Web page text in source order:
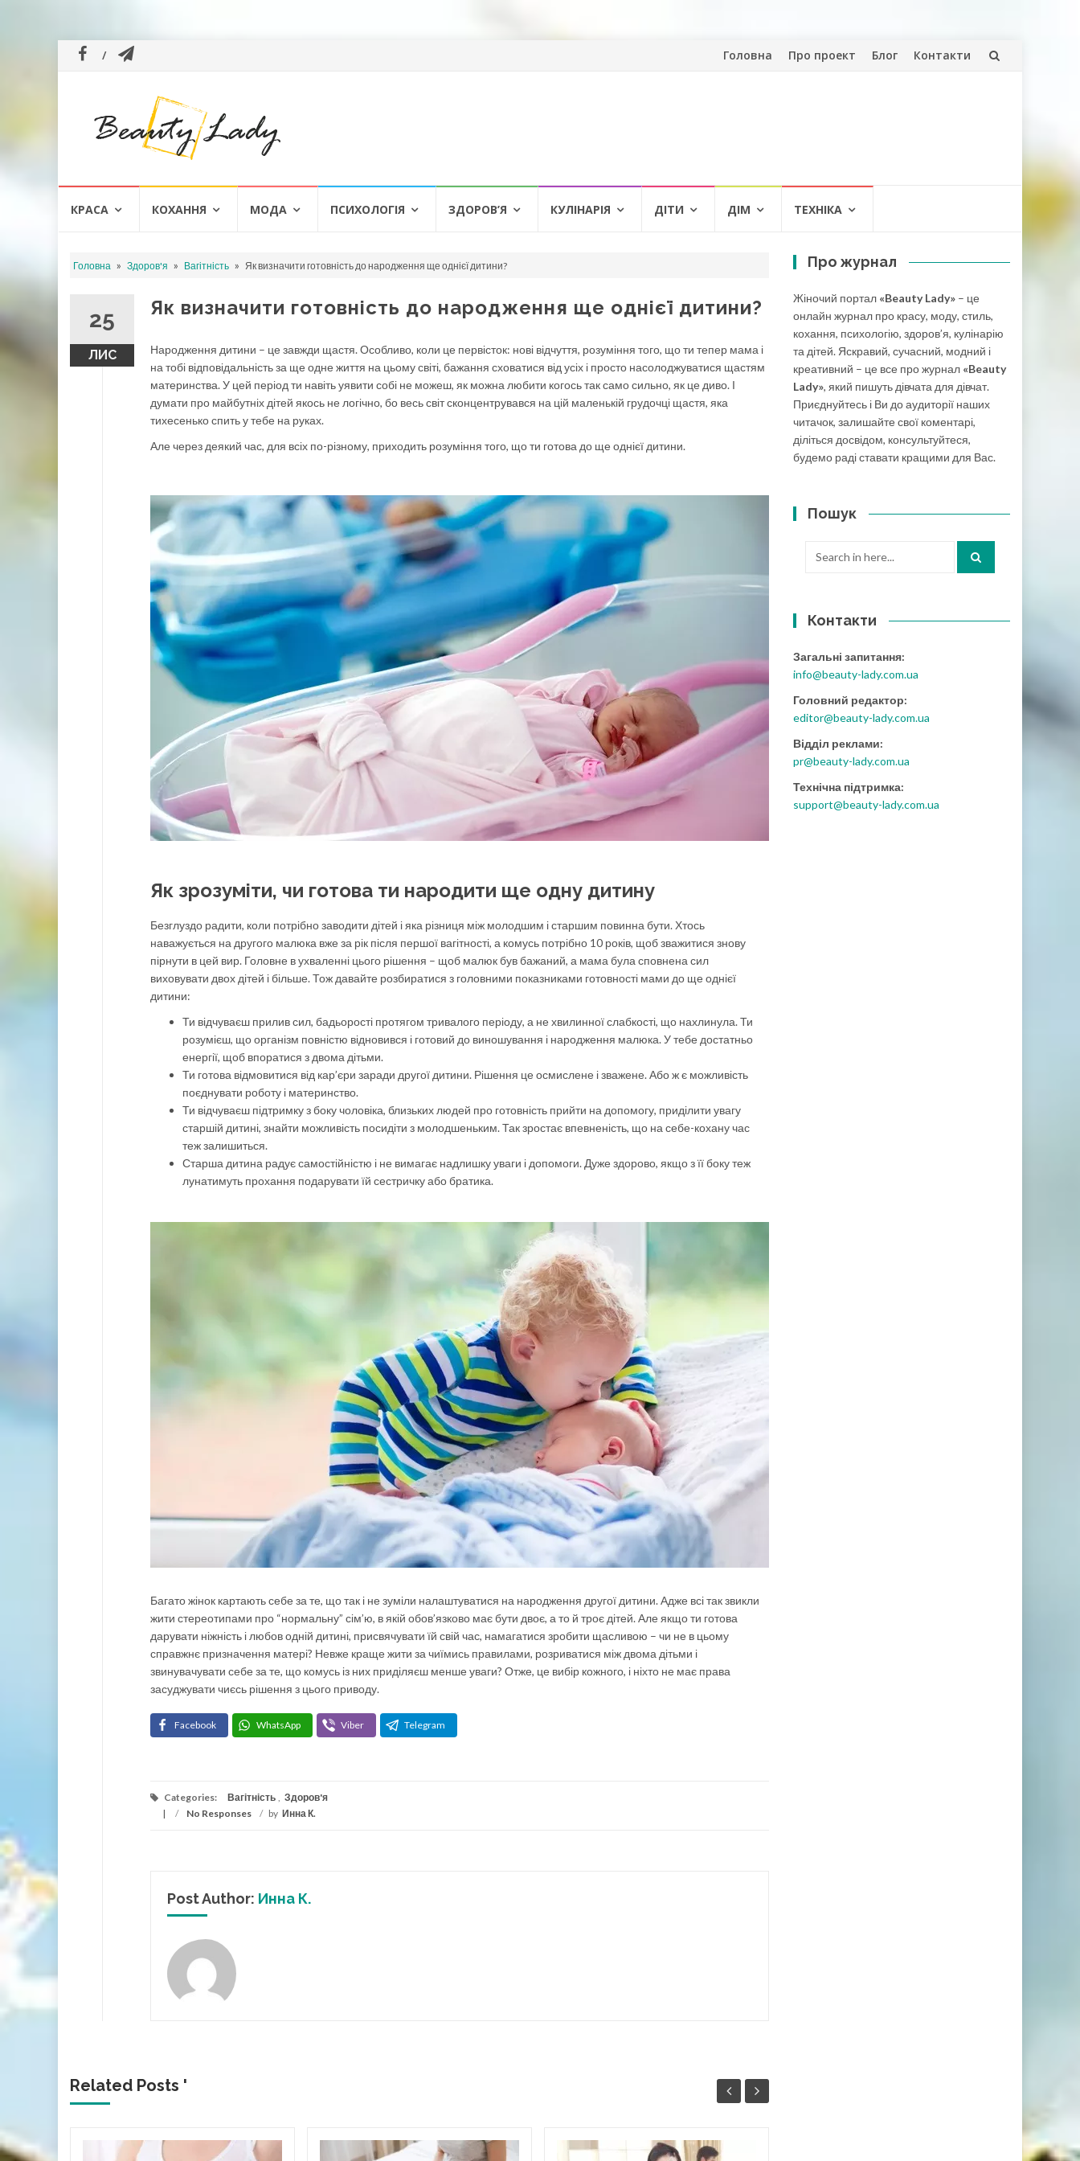
Skip
Головна Про проект Блог Контакти
КРАСА КОХАННЯ МОДА ПСИХОЛОГІЯ ЗДОРОВ’Я КУЛІНАРІЯ ДІТИ ДІМ ТЕХНІКА
Головна » Здоров'я » Вагітність » Як визначити готовність до народження ще однієї дитини?
25
ЛИС
Як визначити готовність до народження ще однієї дитини?
Народження дитини – це завжди щастя. Особливо, коли це первісток: нові відчуття, розуміння того, що ти тепер мама і
на тобі відповідальність за ще одне життя на цьому світі, бажання сховатися від усіх і просто насолоджуватися щастям
материнства. У цей період ти навіть уявити собі не можеш, як можна любити когось так само сильно, як це диво. І
думати про майбутніх дітей якось не логічно, бо весь світ сконцентрувався на цій маленькій грудочці щастя, яка
тихесенько спить у тебе на руках.
Але через деякий час, для всіх по-різному, приходить розуміння того, що ти готова до ще однієї дитини.
Як зрозуміти, чи готова ти народити ще одну дитину
Безглуздо радити, коли потрібно заводити дітей і яка різниця між молодшим і старшим повинна бути. Хтось
наважується на другого малюка вже за рік після першої вагітності, а комусь потрібно 10 років, щоб зважитися знову
пірнути в цей вир. Головне в ухваленні цього рішення – щоб малюк був бажаний, а мама була сповнена сил
виховувати двох дітей і більше. Тож давайте розбиратися з головними показниками готовності мами до ще однієї
дитини:
Ти відчуваєш прилив сил, бадьорості протягом тривалого періоду, а не хвилинної слабкості, що нахлинула. Ти
розумієш, що організм повністю відновився і готовий до виношування і народження малюка. У тебе достатньо
енергії, щоб впоратися з двома дітьми.
Ти готова відмовитися від кар’єри заради другої дитини. Рішення це осмислене і зважене. Або ж є можливість
поєднувати роботу і материнство.
Ти відчуваєш підтримку з боку чоловіка, близьких людей про готовність прийти на допомогу, приділити увагу
старшій дитині, знайти можливість посидіти з молодшеньким. Так зростає впевненість, що на себе-кохану час
теж залишиться.
Старша дитина радує самостійністю і не вимагає надлишку уваги і допомоги. Дуже здорово, якщо з її боку теж
лунатимуть прохання подарувати їй сестричку або братика.
Багато жінок картають себе за те, що так і не зуміли налаштуватися на народження другої дитини. Адже всі так звикли
жити стереотипами про “нормальну” сім’ю, в якій обов’язково має бути двоє, а то й троє дітей. Але якщо ти готова
дарувати ніжність і любов одній дитині, присвячувати їй свій час, намагатися зробити щасливою – чи не в цьому
справжнє призначення матері? Невже краще жити за чиїмись правилами, розриватися між двома дітьми і
звинувачувати себе за те, що комусь із них приділяєш менше уваги? Отже, це вибір кожного, і ніхто не має права
засуджувати чиєсь рішення з цього приводу.
Facebook WhatsApp Viber Telegram
Categories: Вагітність , Здоров'я
/
No Responses / by Инна К.
Post Author: Инна К.
Related Posts '
Про журнал
Жіночий портал «Beauty Lady» – це
онлайн журнал про красу, моду, стиль,
кохання, психологію, здоров’я, кулінарію
та дітей. Яскравий, сучасний, модний і
креативний – це все про журнал «Beauty
Lady», який пишуть дівчата для дівчат.
Приєднуйтесь і Ви до аудиторії наших
читачок, залишайте свої коментарі,
діліться досвідом, консультуйтеся,
будемо раді ставати кращими для Вас.
Пошук
Контакти
Загальні запитання:
info@beauty-lady.com.ua
Головний редактор:
editor@beauty-lady.com.ua
Відділ реклами:
pr@beauty-lady.com.ua
Технічна підтримка:
support@beauty-lady.com.ua